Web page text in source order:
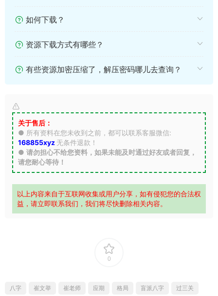
如何下载？
资源下载方式有哪些？
有些资源加密压缩了，解压密码哪儿去查询？
关于售后：
● 所有资料在您未收到之前，都可以联系客服微信:
168855xyz 无条件退款！
● 请勿担心不给您资料，如果未能及时通过好友或者回复，
请您耐心等待！
以上内容来自于互联网收集或用户分享，如有侵犯您的合法权
益，请立即联系我们，我们将尽快删除相关内容。
0
八字 崔文举 崔老师 应期 格局 盲派八字 过三关